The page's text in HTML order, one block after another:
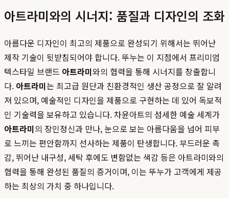
아트라미와의 시너지: 품질과 디자인의 조화
아름다운 디자인이 최고의 제품으로 완성되기 위해서는 뛰어난
제작 기술이 뒷받침되어야 합니다. 뚜누는 이 지점에서 프리미엄
텍스타일 브랜드 아트라미와의 협력을 통해 시너지를 창출합니
다. 아트라미는 최고급 원단과 친환경적인 생산 공정으로 잘 알려
져 있으며, 예술적인 디자인을 제품으로 구현하는 데 있어 독보적
인 기술력을 보유하고 있습니다. 차윤아트의 섬세한 예술 세계가
아트라미의 장인정신과 만나, 눈으로 보는 아름다움을 넘어 피부
로 느끼는 편안함까지 선사하는 제품이 탄생합니다. 부드러운 촉
감, 뛰어난 내구성, 세탁 후에도 변함없는 색감 등은 아트라미와의
협력을 통해 완성된 품질의 증거이며, 이는 뚜누가 고객에게 제공
하는 최상의 가치 중 하나입니다.